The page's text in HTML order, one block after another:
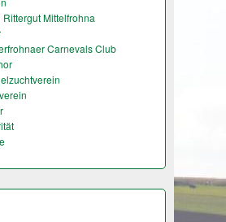
Mittelfrohna
Carnevals Club